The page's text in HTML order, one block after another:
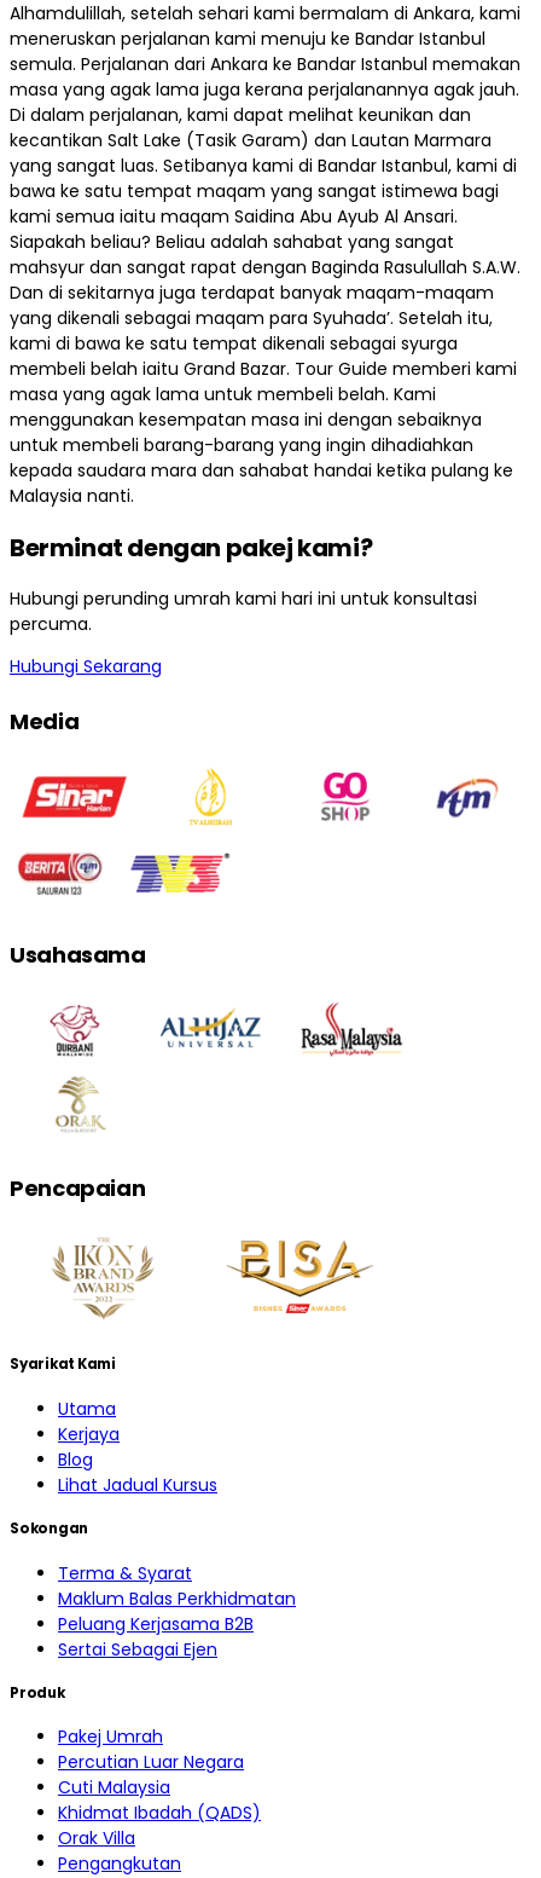
Alhamdulillah, setelah sehari kami bermalam di Ankara, kami
meneruskan perjalanan kami menuju ke Bandar Istanbul
semula. Perjalanan dari Ankara ke Bandar Istanbul memakan
masa yang agak lama juga kerana perjalanannya agak jauh.
Di dalam perjalanan, kami dapat melihat keunikan dan
kecantikan Salt Lake (Tasik Garam) dan Lautan Marmara
yang sangat luas. Setibanya kami di Bandar Istanbul, kami di
bawa ke satu tempat maqam yang sangat istimewa bagi
kami semua iaitu maqam Saidina Abu Ayub Al Ansari.
Siapakah beliau? Beliau adalah sahabat yang sangat
mahsyur dan sangat rapat dengan Baginda Rasulullah S.A.W.
Dan di sekitarnya juga terdapat banyak maqam-maqam
yang dikenali sebagai maqam para Syuhada’. Setelah itu,
kami di bawa ke satu tempat dikenali sebagai syurga
membeli belah iaitu Grand Bazar. Tour Guide memberi kami
masa yang agak lama untuk membeli belah. Kami
menggunakan kesempatan masa ini dengan sebaiknya
untuk membeli barang-barang yang ingin dihadiahkan
kepada saudara mara dan sahabat handai ketika pulang ke
Malaysia nanti.
Berminat dengan pakej kami?
Hubungi perunding umrah kami hari ini untuk konsultasi
percuma.
Hubungi Sekarang
Media
Usahasama
Pencapaian
Syarikat Kami
Utama
Kerjaya
Blog
Lihat Jadual Kursus
Sokongan
Terma & Syarat
Maklum Balas Perkhidmatan
Peluang Kerjasama B2B
Sertai Sebagai Ejen
Produk
Pakej Umrah
Percutian Luar Negara
Cuti Malaysia
Khidmat Ibadah (QADS)
Orak Villa
Pengangkutan